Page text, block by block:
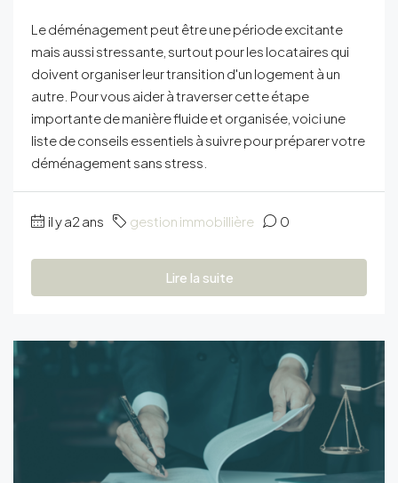
Le déménagement peut être une période excitante
mais aussi stressante, surtout pour les locataires qui
doivent organiser leur transition d'un logement à un
autre. Pour vous aider à traverser cette étape
importante de manière fluide et organisée, voici une
liste de conseils essentiels à suivre pour préparer votre
déménagement sans stress.
il y a2 ans gestion immobillière 0
Lire la suite